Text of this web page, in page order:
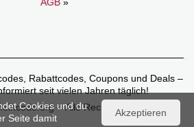
Rabattcodes, Coupons und Deals –
seit vielen Jahren täglich!
– Alle Rechte vorbehalten.
Cookies und du
Seite damit
Akzeptieren